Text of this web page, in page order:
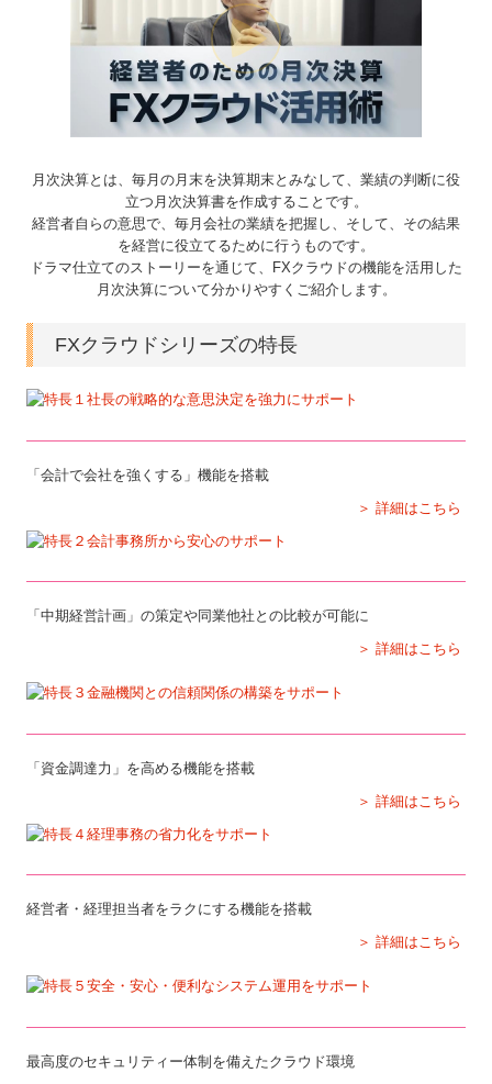
セミナー案内
お役立ちコーナー
経営革新等支援機関とは
リンク集
お問合せ
FX4クラウド
月次決算とは、毎月の月末を決算期末とみなして、業績の判断に役
立つ月次決算書を作成することです。
経営者自らの意思で、毎月会社の業績を把握し、そして、その結果
を経営に役立てるために行うものです。
ドラマ仕立てのストーリーを通じて、FXクラウドの機能を活用した
月次決算について分かりやすくご紹介します。
FXクラウドシリーズの特長
「会計で会社を強くする」機能を搭載
＞ 詳細はこちら
「中期経営計画」の策定や同業他社との比較が可能に
＞ 詳細はこちら
「資金調達力」を高める機能を搭載
＞ 詳細はこちら
経営者・経理担当者をラクにする機能を搭載
＞ 詳細はこちら
最高度のセキュリティー体制を備えたクラウド環境